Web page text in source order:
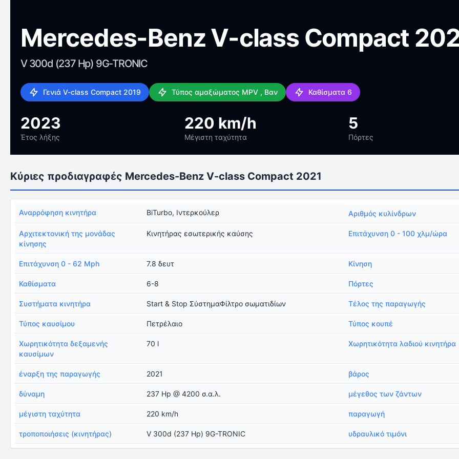
Mercedes-Benz V-class Compact
V 300d (237 Hp) 9G-TRONIC
Γενιά V-class Compact 2019 Τύπος αμαξώματος MPV , Βαν Καθίσματα 6
2023
Έτος λήξης
220 km/h
Μέγιστη ταχύτητα
5
Πόρτες
Κύριες προδιαγραφές Mercedes-Benz V-class Compact 2021
Αναρρόφηση κινητήρα BiTurbo, Ιντερκούλερ Αριθμός κυλίνδρων
Αρχιτεκτονική της μονάδας
κίνησης
Κινητήρας εσωτερικής καύσης Επιτάχυνση 0 - 100 χλμ/ώρα
Επιτάχυνση 0 - 62 Mph 7.8 δευτ Κίνηση
Καθίσματα 6-8 Πόρτες
Συστήματα κινητήρα Start & Stop ΣύστημαΦίλτρο σωματιδίων Τέλος της παραγωγής
Τύπος καυσίμου Πετρέλαιο Τύπος κουπέ
Χωρητικότητα δεξαμενής
καυσίμων
70 l Χωρητικότητα λαδιού κινητήρα
έναρξη της παραγωγής 2021 βάρος
δύναμη 237 Hp @ 4200 σ.α.λ. μέγεθος των ζάντων
μέγιστη ταχύτητα 220 km/h παραγωγή
τροποποιήσεις (κινητήρας) V 300d (237 Hp) 9G-TRONIC υδραυλικό τιμόνι